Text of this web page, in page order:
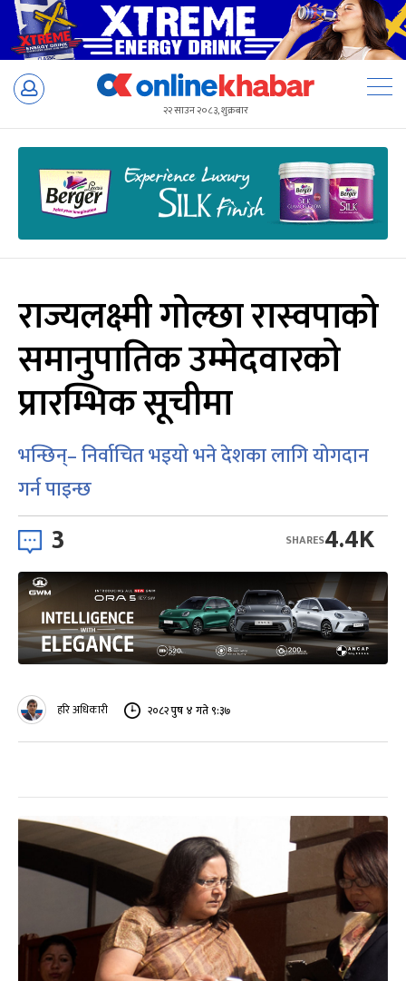
Skip
२२ साउन २०८३, शुक्रबार
राज्यलक्ष्मी गोल्छा रास्वपाको
समानुपातिक उम्मेदवारको
प्रारम्भिक सूचीमा
भन्छिन्– निर्वाचित भइयो भने देशका लागि योगदान
गर्न पाइन्छ
3 4.4K
SHARES
हरि अधिकारी २०८२ पुष ४ गते ९:३७